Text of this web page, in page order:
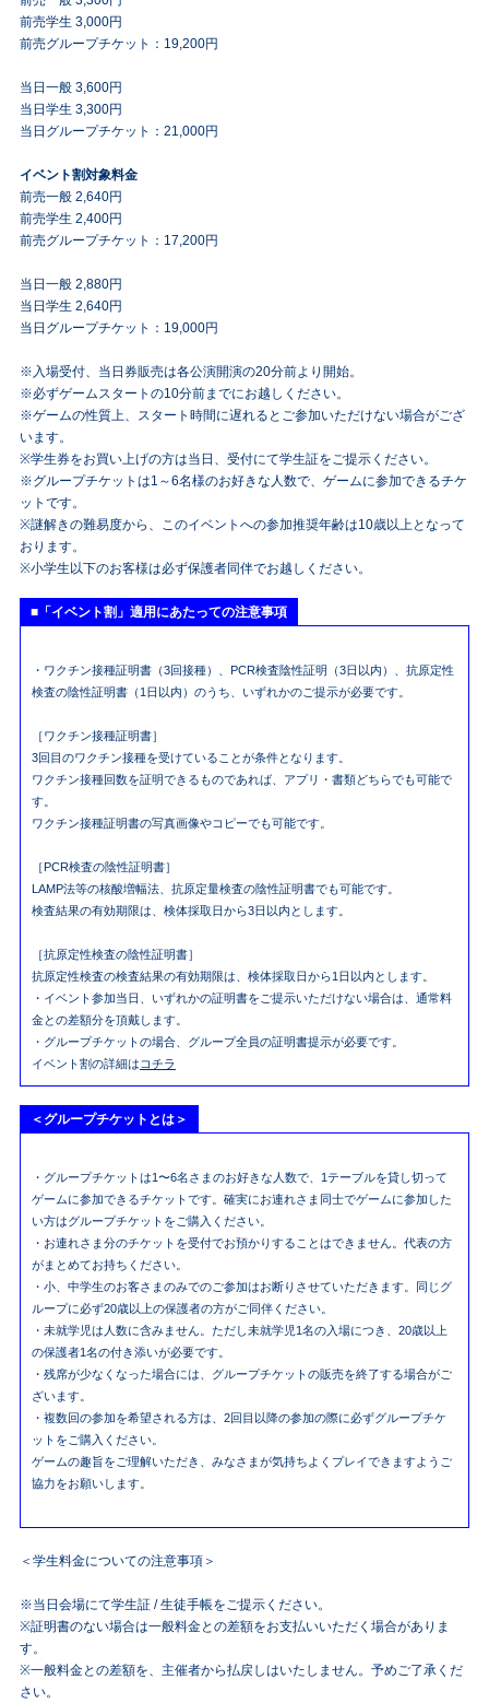
前売学生 3,000円
前売グループチケット：19,200円
当日一般 3,600円
当日学生 3,300円
当日グループチケット：21,000円
イベント割対象料金
前売一般 2,640円
前売学生 2,400円
前売グループチケット：17,200円
当日一般 2,880円
当日学生 2,640円
当日グループチケット：19,000円
※入場受付、当日券販売は各公演開演の20分前より開始。
※必ずゲームスタートの10分前までにお越しください。
※ゲームの性質上、スタート時間に遅れるとご参加いただけない場合がござ
います。
※学生券をお買い上げの方は当日、受付にて学生証をご提示ください。
※グループチケットは1～6名様のお好きな人数で、ゲームに参加できるチケ
ットです。
※謎解きの難易度から、このイベントへの参加推奨年齢は10歳以上となって
おります。
※小学生以下のお客様は必ず保護者同伴でお越しください。
■「イベント割」適用にあたっての注意事項
・ワクチン接種証明書（3回接種）、PCR検査陰性証明（3日以内）、抗原定性
検査の陰性証明書（1日以内）のうち、いずれかのご提示が必要です。
［ワクチン接種証明書］
3回目のワクチン接種を受けていることが条件となります。
ワクチン接種回数を証明できるものであれば、アプリ・書類どちらでも可能で
す。
ワクチン接種証明書の写真画像やコピーでも可能です。
［PCR検査の陰性証明書］
LAMP法等の核酸増幅法、抗原定量検査の陰性証明書でも可能です。
検査結果の有効期限は、検体採取日から3日以内とします。
［抗原定性検査の陰性証明書］
抗原定性検査の検査結果の有効期限は、検体採取日から1日以内とします。
・イベント参加当日、いずれかの証明書をご提示いただけない場合は、通常料
金との差額分を頂戴します。
・グループチケットの場合、グループ全員の証明書提示が必要です。
イベント割の詳細は コチラ
＜グループチケットとは＞
・グループチケットは1〜6名さまのお好きな人数で、1テーブルを貸し切って
ゲームに参加できるチケットです。確実にお連れさま同士でゲームに参加した
い方はグループチケットをご購入ください。
・お連れさま分のチケットを受付でお預かりすることはできません。代表の方
がまとめてお持ちください。
・小、中学生のお客さまのみでのご参加はお断りさせていただきます。同じグ
ループに必ず20歳以上の保護者の方がご同伴ください。
・未就学児は人数に含みません。ただし未就学児1名の入場につき、20歳以上
の保護者1名の付き添いが必要です。
・残席が少なくなった場合には、グループチケットの販売を終了する場合がご
ざいます。
・複数回の参加を希望される方は、2回目以降の参加の際に必ずグループチケ
ットをご購入ください。
ゲームの趣旨をご理解いただき、みなさまが気持ちよくプレイできますようご
協力をお願いします。
＜学生料金についての注意事項＞
※当日会場にて学生証 / 生徒手帳をご提示ください。
※証明書のない場合は一般料金との差額をお支払いいただく場合がありま
す。
※一般料金との差額を、主催者から払戻しはいたしません。予めご了承くだ
さい。